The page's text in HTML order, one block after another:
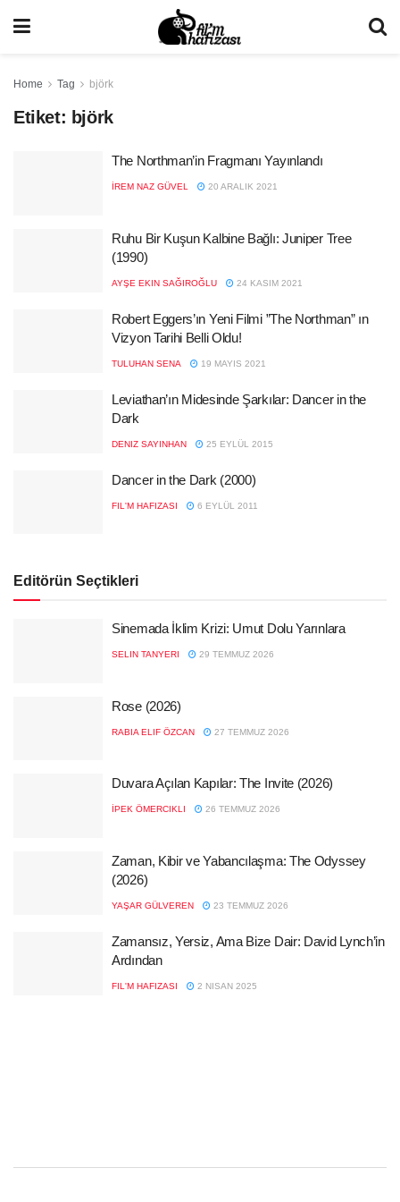
Home Tag björk
Etiket: björk
The Northman’in Fragmanı Yayınlandı
İREM NAZ GÜVEL 20 ARALIK 2021
Ruhu Bir Kuşun Kalbine Bağlı: Juniper Tree
(1990)
AYŞE EKIN SAĞIROĞLU 24 KASIM 2021
Robert Eggers’ın Yeni Filmi ”The Northman” ın
Vizyon Tarihi Belli Oldu!
TULUHAN SENA 19 MAYIS 2021
Leviathan’ın Midesinde Şarkılar: Dancer in the
Dark
DENIZ SAYINHAN 25 EYLÜL 2015
Dancer in the Dark (2000)
FIL'M HAFIZASI 6 EYLÜL 2011
Editörün Seçtikleri
Sinemada İklim Krizi: Umut Dolu Yarınlara
SELIN TANYERI 29 TEMMUZ 2026
Rose (2026)
RABIA ELIF ÖZCAN 27 TEMMUZ 2026
Duvara Açılan Kapılar: The Invite (2026)
İPEK ÖMERCIKLI 26 TEMMUZ 2026
Zaman, Kibir ve Yabancılaşma: The Odyssey
(2026)
YAŞAR GÜLVEREN 23 TEMMUZ 2026
Zamansız, Yersiz, Ama Bize Dair: David Lynch’in
Ardından
FIL'M HAFIZASI 2 NISAN 2025